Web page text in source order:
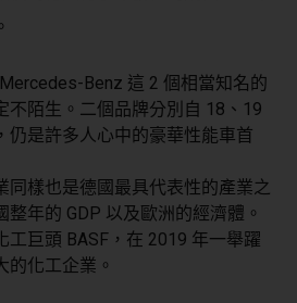
Benz 這 2 個相當知名的
不陌生。二個品牌分別自 18、19
仍是許多人心中的豪華性能車首
同樣也是德國最具代表性的產業之
整年的 GDP 以及歐洲的經濟體。
工巨頭 BASF，在 2019 年一舉躍
的化工企業。